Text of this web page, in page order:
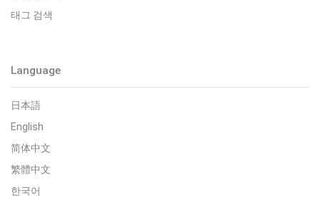
태그 검색
Language
日本語
English
简体中文
繁體中文
한국어